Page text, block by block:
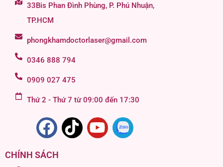
33Bis Phan Đình Phùng, P. Phú Nhuận,
TP.HCM
phongkhamdoctorlaser@gmail.com
0346 888 794
0909 027 475
Thứ 2 - Thứ 7 từ 09:00 đến 17:30
CHÍNH SÁCH